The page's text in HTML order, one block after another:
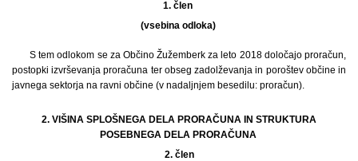
1. člen
(vsebina odloka)
S tem odlokom se za Občino Žužemberk za leto 2018 določajo proračun,
postopki izvrševanja proračuna ter obseg zadolževanja in poroštev občine in
javnega sektorja na ravni občine (v nadaljnjem besedilu: proračun).
2. VIŠINA SPLOŠNEGA DELA PRORAČUNA IN STRUKTURA
POSEBNEGA DELA PRORAČUNA
2. člen